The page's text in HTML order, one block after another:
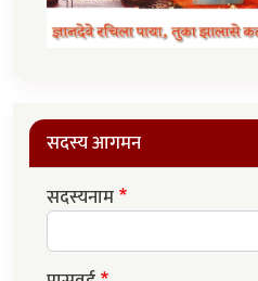
सदस्य आगमन
सदस्यनाम